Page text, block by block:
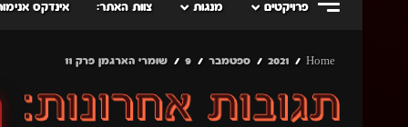
פרויקטים מנגות צוות האתר: אינדקס
Home
2021 ספטמבר 9 שומרי הארגמן פרק 11